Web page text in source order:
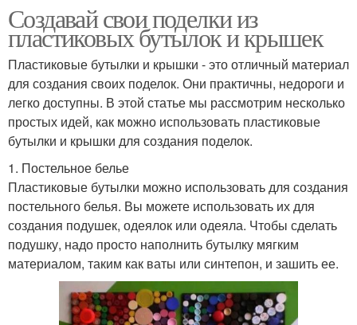
Создавай свои поделки из
пластиковых бутылок и крышек
Пластиковые бутылки и крышки - это отличный материал
для создания своих поделок. Они практичны, недороги и
легко доступны. В этой статье мы рассмотрим несколько
простых идей, как можно использовать пластиковые
бутылки и крышки для создания поделок.
1. Постельное белье
Пластиковые бутылки можно использовать для создания
постельного белья. Вы можете использовать их для
создания подушек, одеялок или одеяла. Чтобы сделать
подушку, надо просто наполнить бутылку мягким
материалом, таким как ваты или синтепон, и зашить ее.